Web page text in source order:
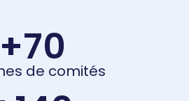
+70
de comités